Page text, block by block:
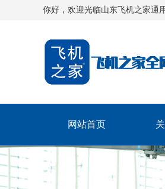
你好，欢迎光临山东飞机之家通
网站首页